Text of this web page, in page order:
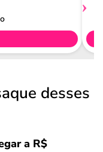
desses
a R$